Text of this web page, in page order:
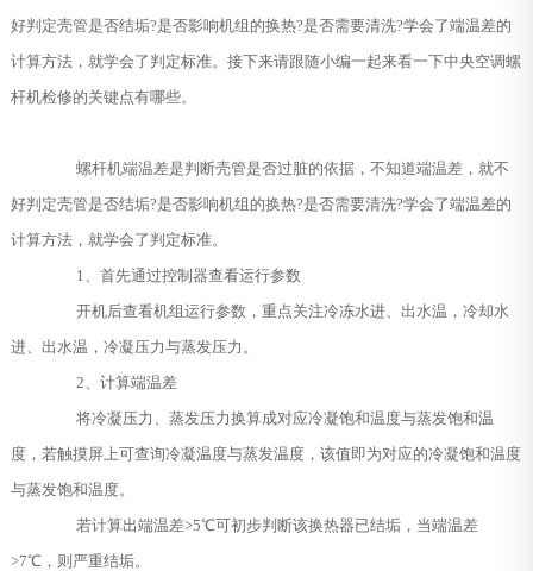
好判定壳管是否结垢?是否影响机组的换热?是否需要清洗?学会了端温差的
计算方法，就学会了判定标准。接下来请跟随小编一起来看一下中央空调螺
杆机检修的关键点有哪些。
螺杆机端温差是判断壳管是否过脏的依据，不知道端温差，就不
好判定壳管是否结垢?是否影响机组的换热?是否需要清洗?学会了端温差的
计算方法，就学会了判定标准。
1、首先通过控制器查看运行参数
开机后查看机组运行参数，重点关注冷冻水进、出水温，冷却水
进、出水温，冷凝压力与蒸发压力。
2、计算端温差
将冷凝压力、蒸发压力换算成对应冷凝饱和温度与蒸发饱和温
度，若触摸屏上可查询冷凝温度与蒸发温度，该值即为对应的冷凝饱和温度
与蒸发饱和温度。
若计算出端温差>5℃可初步判断该换热器已结垢，当端温差
>7℃，则严重结垢。